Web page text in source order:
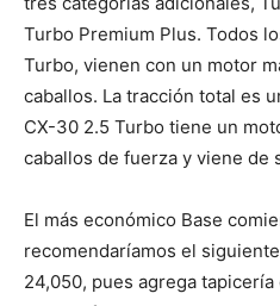
Turbo Premium Plus. Todos
Turbo, vienen con un motor
caballos. La tracción total es
CX-30 2.5 Turbo tiene un
caballos de fuerza y ​​viene de
El más económico Base
recomendaríamos el
24,050, pues agrega